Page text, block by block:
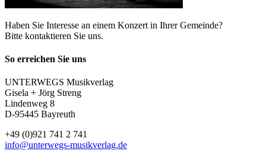
Haben Sie Interesse an einem Konzert in Ihrer Gemeinde?
Bitte kontaktieren Sie uns.
So erreichen Sie uns
UNTERWEGS Musikverlag
Gisela + Jörg Streng
Lindenweg 8
D-95445 Bayreuth
+49 (0)921 741 2 741
info@unterwegs-musikverlag.de